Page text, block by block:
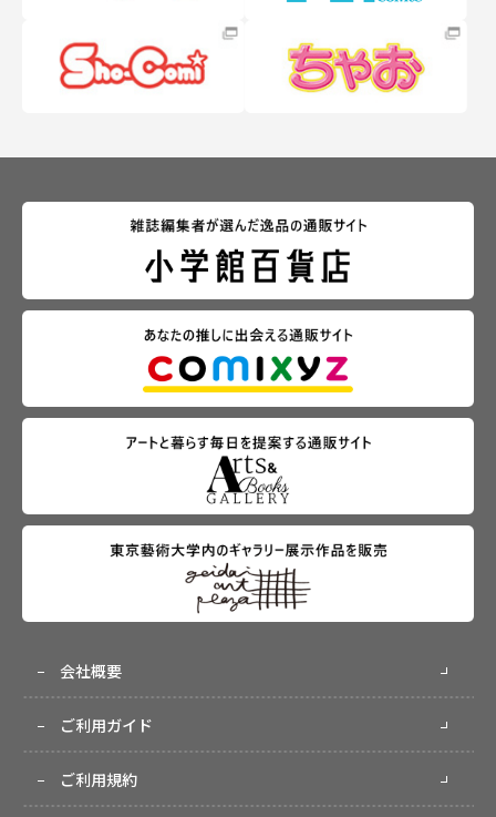
会社概要
ご利用ガイド
ご利用規約